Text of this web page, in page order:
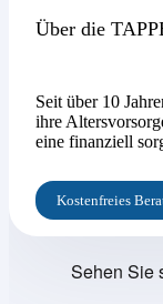
Über die
Seit über 10
ihre
eine finanziell
Kostenfreies